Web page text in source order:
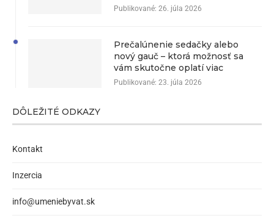
Publikované: 26. júla 2026
Prečalúnenie sedačky alebo
nový gauč – ktorá možnosť sa
vám skutočne oplatí viac
Publikované: 23. júla 2026
DÔLEŽITÉ ODKAZY
Kontakt
Inzercia
info@umeniebyvat.sk